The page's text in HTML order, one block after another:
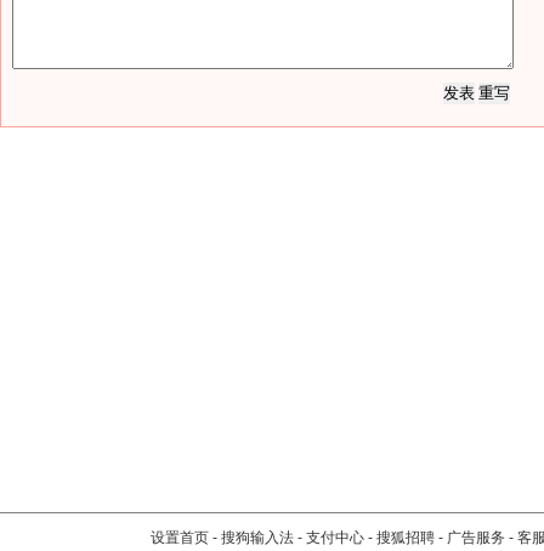
设置首页 - 搜狗输入法 - 支付中心 - 搜狐招聘 - 广告服务 - 客